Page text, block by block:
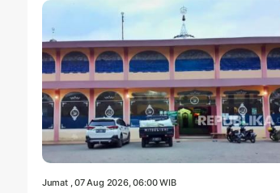
Jumat , 07 Aug 2026, 06:00 WIB